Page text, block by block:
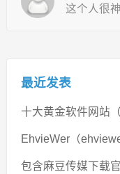
这个人很
最近发表
十大黄金软件网站
EhvieWer（
包含麻豆传媒下载